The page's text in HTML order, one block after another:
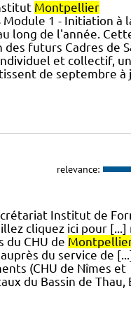
Montpellier
Module 1 - Initiation à
long de l'année.
futurs Cadres de
et collectif, un
de septembre à
relevance:
Institut de
cliquez ici pour [...]
du CHU de
du service de
(CHU de Nîmes et
du Bassin de Thau,